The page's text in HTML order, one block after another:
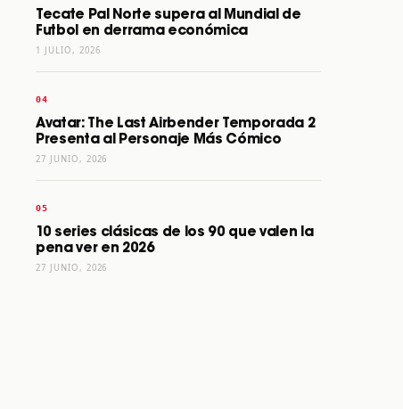
Tecate Pal Norte supera al Mundial de
Futbol en derrama económica
1 JULIO, 2026
Avatar: The Last Airbender Temporada 2
Presenta al Personaje Más Cómico
27 JUNIO, 2026
10 series clásicas de los 90 que valen la
pena ver en 2026
27 JUNIO, 2026